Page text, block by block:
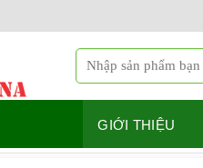
kiếm:
GIỚI THIỆU